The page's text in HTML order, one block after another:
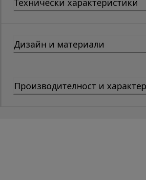
Дизайн и материали
Производителност и